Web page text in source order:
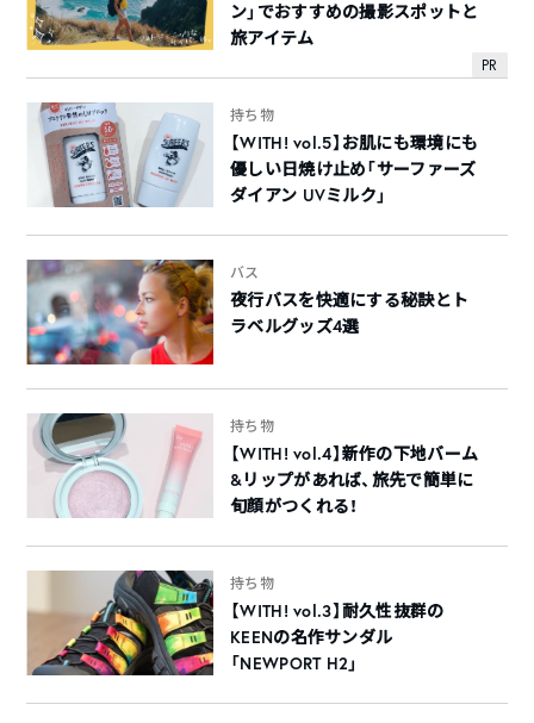
PR
ン」でおすすめの撮影スポットと
旅アイテム
持ち物
【WITH! vol.5】お肌にも環境にも
優しい日焼け止め「サーファーズ
ダイアン UVミルク」
バス
夜行バスを快適にする秘訣とト
ラベルグッズ4選
持ち物
【WITH! vol.4】新作の下地バーム
&リップがあれば、旅先で簡単に
旬顔がつくれる！
持ち物
【WITH! vol.3】耐久性抜群の
KEENの名作サンダル
「NEWPORT H2」